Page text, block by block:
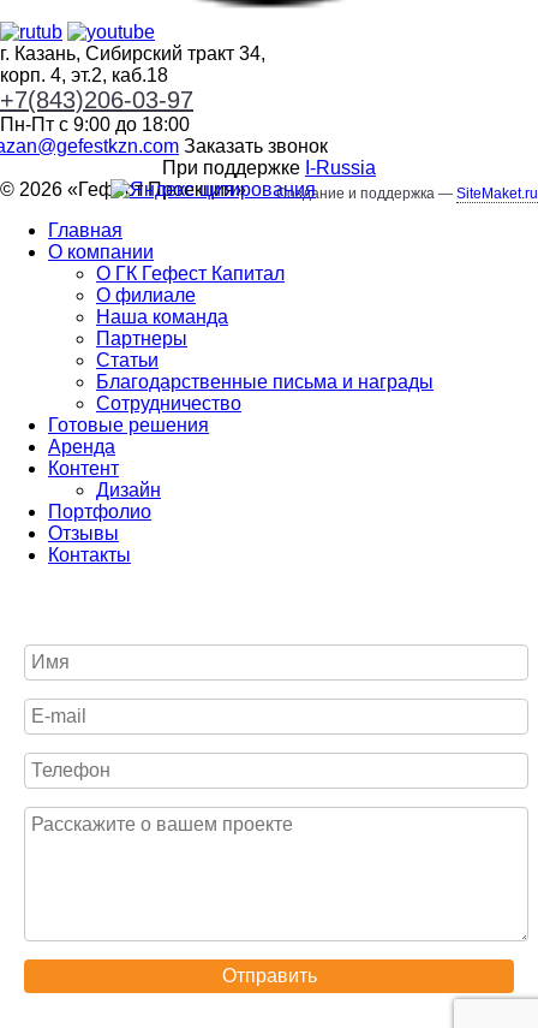
г. Казань, Сибирский тракт 34,
корп. 4, эт.2, каб.18
+7(843)206-03-97
Пн-Пт с 9:00 до 18:00
Заказать звонок
При поддержке I-Russia
© 2026 «Гефест Проекция» Создание и поддержка — SiteMaket.ru
Главная
О компании
О ГК Гефест Капитал
О филиале
Наша команда
Партнеры
Статьи
Благодарственные письма и награды
Сотрудничество
Готовые решения
Аренда
Контент
Дизайн
Портфолио
Отзывы
Контакты
Отправить